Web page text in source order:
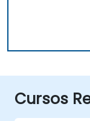
Cursos